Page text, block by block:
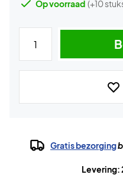
Op voorraad (+10
Gratis bezorging
Levering: